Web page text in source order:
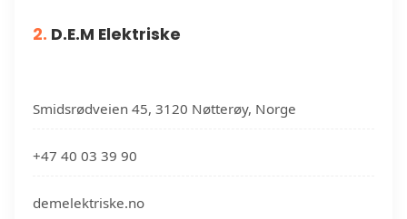
2. D.E.M Elektriske
Smidsrødveien 45, 3120 Nøtterøy, Norge
+47 40 03 39 90
demelektriske.no